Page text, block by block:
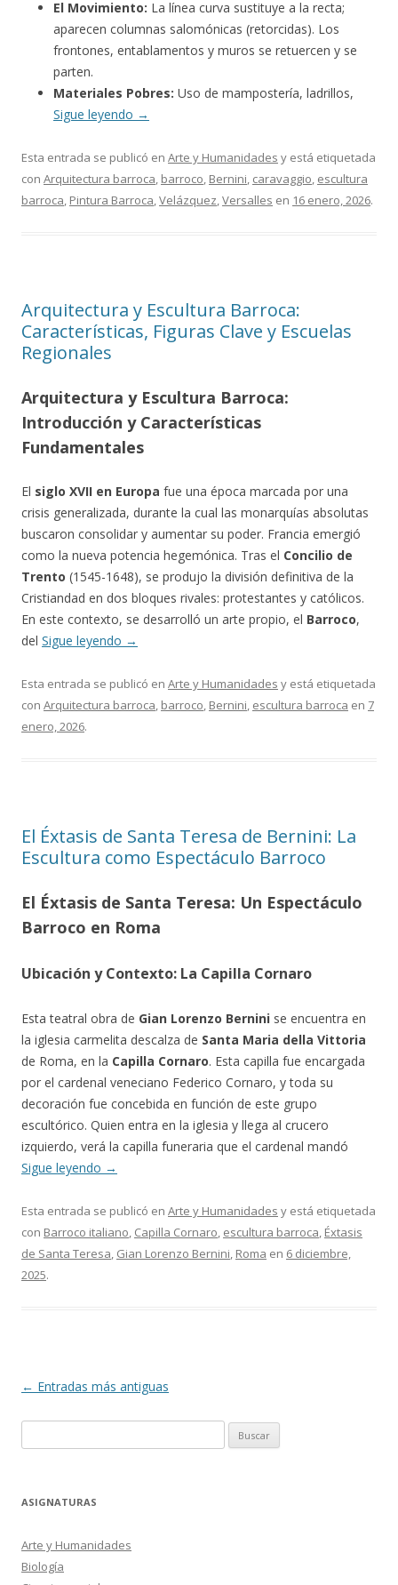
El Movimiento: La línea curva sustituye a la recta;
aparecen columnas salomónicas (retorcidas). Los
frontones, entablamentos y muros se retuercen y se
parten.
Materiales Pobres: Uso de mampostería, ladrillos,
Sigue leyendo →
Esta entrada se publicó en Arte y Humanidades y está etiquetada
con Arquitectura barroca, barroco, Bernini, caravaggio, escultura
barroca, Pintura Barroca,Velázquez,Versalles en 16 enero, 2026.
Arquitectura y Escultura Barroca:
Características, Figuras Clave y Escuelas
Regionales
Arquitectura y Escultura Barroca:
Introducción y Características
Fundamentales
El siglo XVII en Europa fue una época marcada por una
crisis generalizada, durante la cual las monarquías absolutas
buscaron consolidar y aumentar su poder. Francia emergió
como la nueva potencia hegemónica. Tras el Concilio de
Trento (1545-1648), se produjo la división definitiva de la
Cristiandad en dos bloques rivales: protestantes y católicos.
En este contexto, se desarrolló un arte propio, el Barroco,
del Sigue leyendo →
Esta entrada se publicó en Arte y Humanidades y está etiquetada
con Arquitectura barroca, barroco, Bernini, escultura barroca en 7
enero, 2026.
El Éxtasis de Santa Teresa de Bernini: La
Escultura como Espectáculo Barroco
El Éxtasis de Santa Teresa: Un Espectáculo
Barroco en Roma
Ubicación y Contexto: La Capilla Cornaro
Esta teatral obra de Gian Lorenzo Bernini se encuentra en
la iglesia carmelita descalza de Santa Maria della Vittoria
de Roma, en la Capilla Cornaro. Esta capilla fue encargada
por el cardenal veneciano Federico Cornaro, y toda su
decoración fue concebida en función de este grupo
escultórico. Quien entra en la iglesia y llega al crucero
izquierdo, verá la capilla funeraria que el cardenal mandó
Sigue leyendo →
Esta entrada se publicó en Arte y Humanidades y está etiquetada
con Barroco italiano, Capilla Cornaro, escultura barroca, Éxtasis
de Santa Teresa, Gian Lorenzo Bernini, Roma en 6 diciembre,
2025.
Navegación
← Entradas más antiguas
ASIGNATURAS
Arte y Humanidades
Biología